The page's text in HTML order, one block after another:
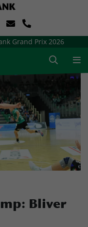
Grand Prix 2026
Bliver